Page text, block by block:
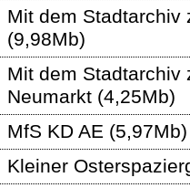
Mit dem Stadtarchiv
(9,98Mb)
Mit dem Stadtarchiv
Neumarkt (4,25Mb)
MfS KD AE (5,97Mb)
Kleiner